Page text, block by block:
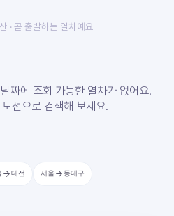
· 곧 출발하는 열차예요
짜에 조회 가능한 열차가 없어요.
선으로 검색해 보세요.
대전 서울 동대구